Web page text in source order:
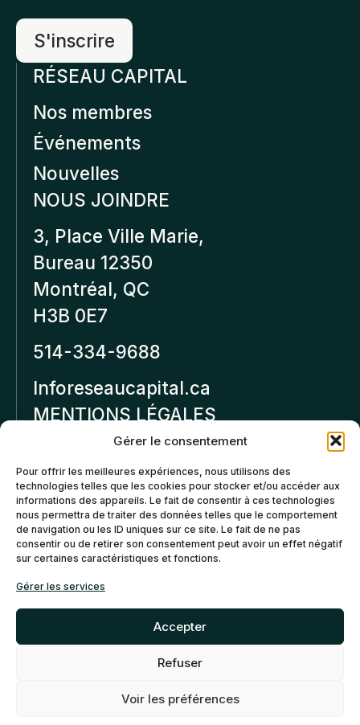
Gérer le consentement
Pour offrir les meilleures expériences, nous utilisons des
technologies telles que les cookies pour stocker et/ou accéder aux
informations des appareils. Le fait de consentir à ces technologies
nous permettra de traiter des données telles que le comportement
de navigation ou les ID uniques sur ce site. Le fait de ne pas
consentir ou de retirer son consentement peut avoir un effet négatif
sur certaines caractéristiques et fonctions.
Gérer les services
Accepter
Refuser
Voir les préférences
RÉSEAU CAPITAL
Nos membres
Événements
Nouvelles
NOUS JOINDRE
3, Place Ville Marie,
Bureau 12350
Montréal, QC
H3B 0E7
514-334-9688
Inforeseaucapital.ca
MENTIONS LÉGALES
Politique de
confidentialité
Politiques d’annulation et
de remboursement
Politique de cookies (CA)
©2026 Réseau Capital. Tous
droits reservés -
My Little
- Agence web